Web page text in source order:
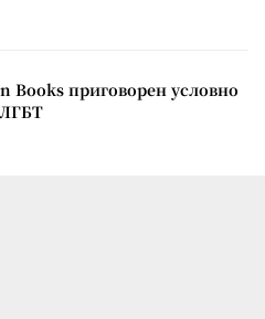
Books приговорен условно